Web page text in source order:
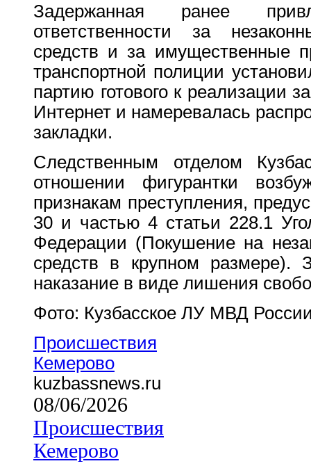
Задержанная ранее
ответственности за
средств и за имущественные
транспортной полиции
партию готового к реализации
Интернет и намеревалась
закладки.
Следственным отделом
отношении фигурантки
признакам преступления,
30 и частью 4 статьи 228.1
Федерации (Покушение на
средств в крупном размере).
наказание в виде лишения
Фото: Кузбасское ЛУ МВД
Происшествия
Кемерово
kuzbassnews.ru
08/06/2026
Происшествия
Кемерово